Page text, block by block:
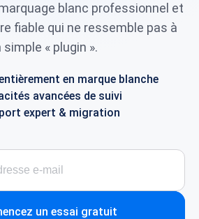
blanc professionnel et
fiable qui ne ressemble pas à
simple « plugin ».
en marque blanche
avancées de suivi
expert & migration
un essai gratuit